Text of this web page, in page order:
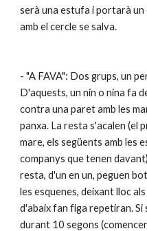
serà una estufa i portarà un
amb el cercle se salva.
- "A FAVA": Dos grups, un
D'aquests, un nin o nina fa
contra una paret amb les
panxa. La resta s'acalen (el
mare, els següents amb les
companys que tenen
resta, d'un en un, peguen
les esquenes, deixant lloc
d'abaix fan figa repetiran.
durant 10 segons